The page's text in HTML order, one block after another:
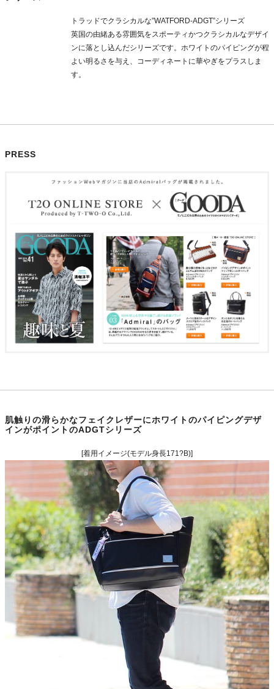
トラッドでクラシカルな”WATFORD-ADGT”シリーズ
英国の由緒ある雰囲気をスポーティかつクラシカルなデザイ
ンに落とし込んだシリーズです。ホワイトのパイピングが程
よい明るさを与え、コーディネートに華やぎをプラスしま
す。
PRESS
肌触りの滑らかなフェイクレザーにホワイトのパイピングデザ
インがポイントのADGTシリーズ
[着用イメージ(モデル身長171?B)]